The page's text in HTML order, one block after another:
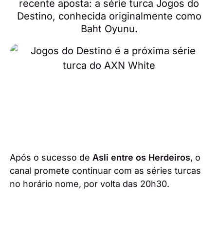
recente aposta: a série turca Jogos do
Destino, conhecida originalmente como
Baht Oyunu.
Após o sucesso de Asli entre os Herdeiros, o
canal promete continuar com as séries turcas
no horário nome, por volta das 20h30.